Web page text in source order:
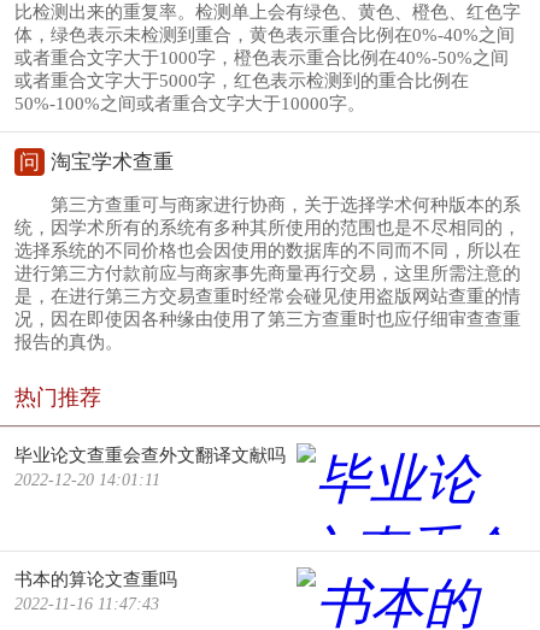
比检测出来的重复率。检测单上会有绿色、黄色、橙色、红色字
体，绿色表示未检测到重合，黄色表示重合比例在0%-40%之间
或者重合文字大于1000字，橙色表示重合比例在40%-50%之间
或者重合文字大于5000字，红色表示检测到的重合比例在
50%-100%之间或者重合文字大于10000字。
问 淘宝学术查重
第三方查重可与商家进行协商，关于选择学术何种版本的系
统，因学术所有的系统有多种其所使用的范围也是不尽相同的，
选择系统的不同价格也会因使用的数据库的不同而不同，所以在
进行第三方付款前应与商家事先商量再行交易，这里所需注意的
是，在进行第三方交易查重时经常会碰见使用盗版网站查重的情
况，因在即使因各种缘由使用了第三方查重时也应仔细审查查重
报告的真伪。
热门推荐
毕业论文查重会查外文翻译文献吗
2022-12-20 14:01:11
书本的算论文查重吗
2022-11-16 11:47:43